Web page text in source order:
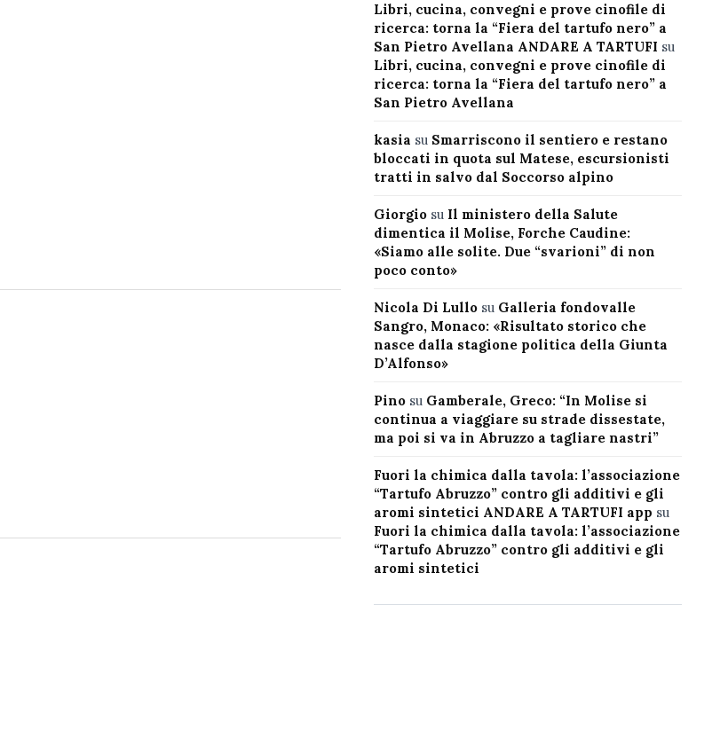
Libri, cucina, convegni e prove cinofile di
ricerca: torna la “Fiera del tartufo nero” a
San Pietro Avellana ANDARE A TARTUFI su
Libri, cucina, convegni e prove cinofile di
ricerca: torna la “Fiera del tartufo nero” a
San Pietro Avellana
kasia su Smarriscono il sentiero e restano
bloccati in quota sul Matese, escursionisti
tratti in salvo dal Soccorso alpino
Giorgiosu Il ministero della Salute
dimentica il Molise, Forche Caudine:
«Siamo alle solite. Due “svarioni” di non
poco conto»
Nicola Di Lullosu Galleria fondovalle
Sangro, Monaco: «Risultato storico che
nasce dalla stagione politica della Giunta
D’Alfonso»
Pinosu Gamberale, Greco: “In Molise si
continua a viaggiare su strade dissestate,
ma poi si va in Abruzzo a tagliare nastri”
Fuori la chimica dalla tavola: l’associazione
“Tartufo Abruzzo” contro gli additivi e gli
aromi sintetici ANDARE A TARTUFI app su
Fuori la chimica dalla tavola: l’associazione
“Tartufo Abruzzo” contro gli additivi e gli
aromi sintetici